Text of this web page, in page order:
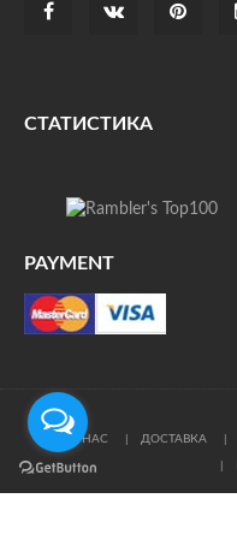
СТАТИСТИКА
PAYMENT
О НАС ДОСТАВКА